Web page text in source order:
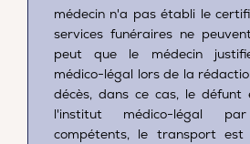
médecin n'a pas établi le
services funéraires ne
peut que le médecin
médico-légal lors de la
décès, dans ce cas, le
l'institut médico-légal
compétents, le transport